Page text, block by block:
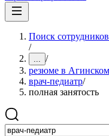
Поиск
/
... /
резюме в Агинском
врач-педиатр/
полная занятость